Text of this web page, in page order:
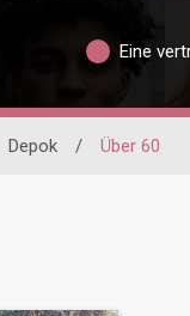
Eine
Depok / Über 60